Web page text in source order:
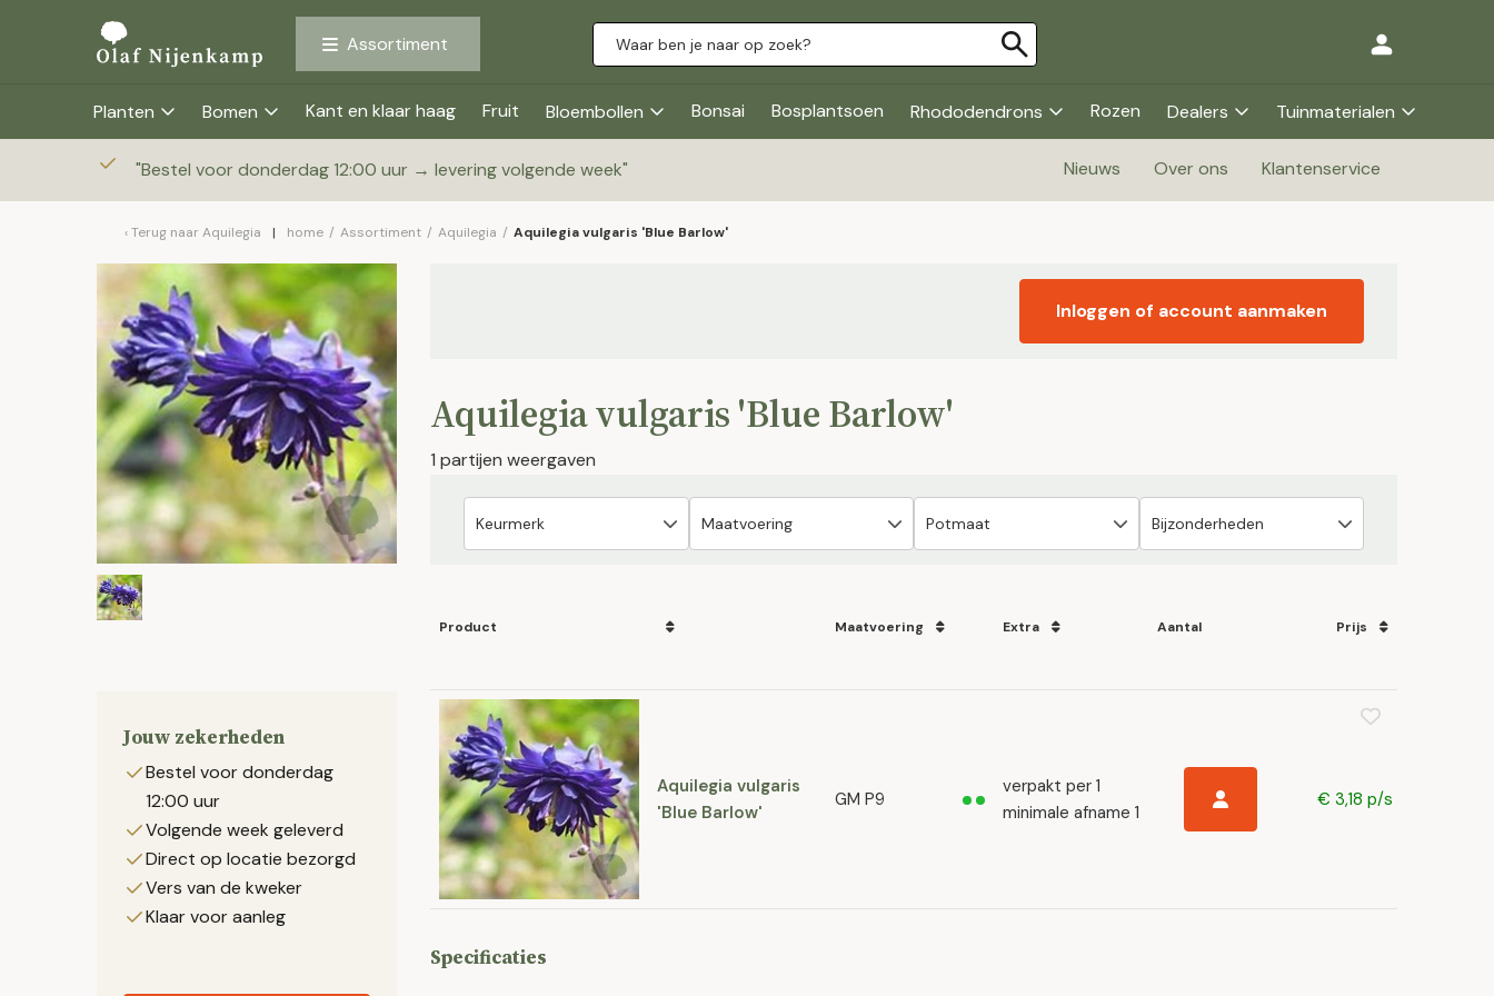
Assortiment
Planten Bomen Kant en klaar haag Fruit Bloembollen Bonsai Bosplantsoen Rhododendrons Rozen Dealers Tuinmaterialen
"Bestel voor donderdag 12:00 uur → levering volgende week" Nieuws Over ons Klantenservice
Terug naar Aquilegia home / Assortiment / Aquilegia / Aquilegia vulgaris 'Blue Barlow'
Jouw zekerheden
Bestel voor donderdag
12:00 uur
Volgende week geleverd
Direct op locatie bezorgd
Vers van de kweker
Klaar voor aanleg
Inloggen of account aanmaken
Aquilegia vulgaris 'Blue Barlow'
1 partijen weergaven
Product Maatvoering Extra Aantal Prijs
Aquilegia vulgaris
'Blue Barlow'
GM P9
verpakt per 1
minimale afname 1
€ 3,18 p/s
Specificaties